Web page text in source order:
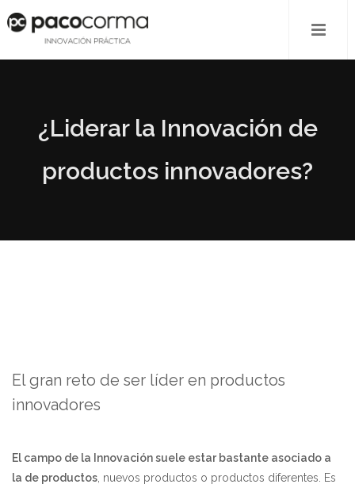
¿Liderar la Innovación de
productos innovadores?
El gran reto de ser líder en productos
innovadores
El campo de la Innovación suele estar bastante asociado a
la de productos , nuevos productos o productos diferentes. Es